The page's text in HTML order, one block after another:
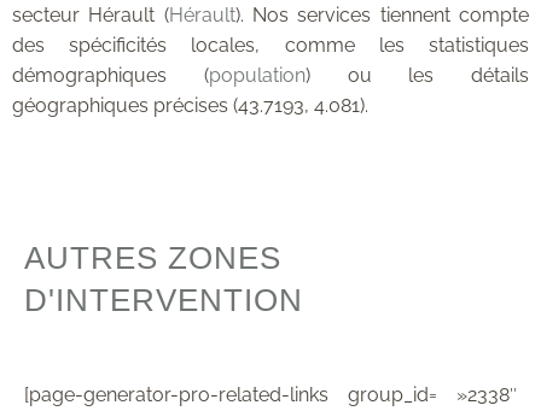
secteur Hérault (Hérault). Nos services tiennent compte
des spécificités locales, comme les statistiques
démographiques (population) ou les détails
géographiques précises (43.7193, 4.081).
AUTRES ZONES
D'INTERVENTION
[page-generator-pro-related-links group_id= »2338″